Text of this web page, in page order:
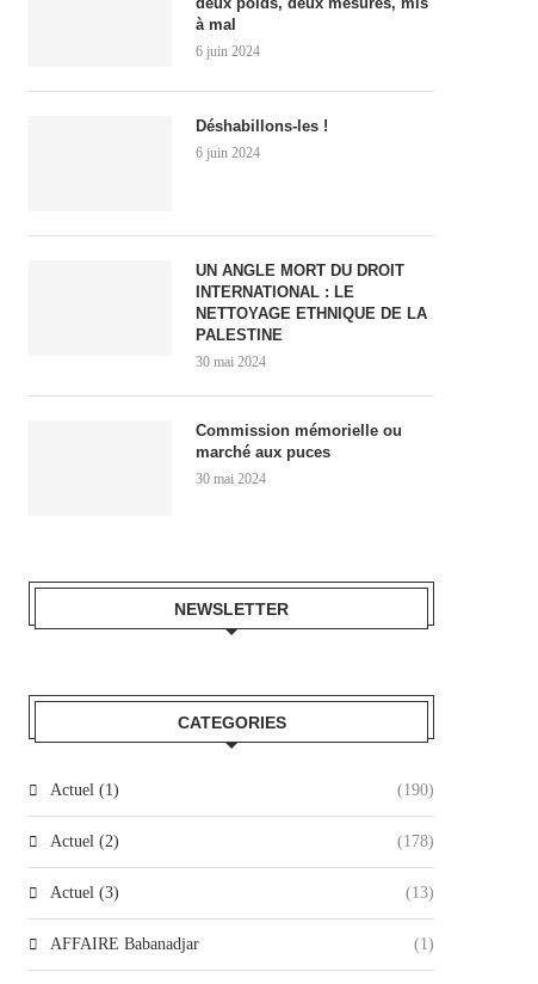
à mal
6 juin 2024
Déshabillons-les !
6 juin 2024
UN ANGLE MORT DU DROIT
INTERNATIONAL : LE
NETTOYAGE ETHNIQUE DE LA
PALESTINE
30 mai 2024
Commission mémorielle ou
marché aux puces
30 mai 2024
NEWSLETTER
CATEGORIES
Actuel (1) (190)
Actuel (2) (178)
Actuel (3) (13)
AFFAIRE Babanadjar (1)